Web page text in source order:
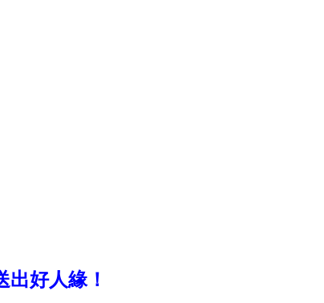
好人緣！